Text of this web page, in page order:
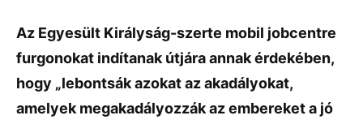
Az Egyesült Királyság-szerte mobil jobcentre
furgonokat indítanak útjára annak érdekében,
hogy „lebontsák azokat az akadályokat,
amelyek megakadályozzák az embereket a jó